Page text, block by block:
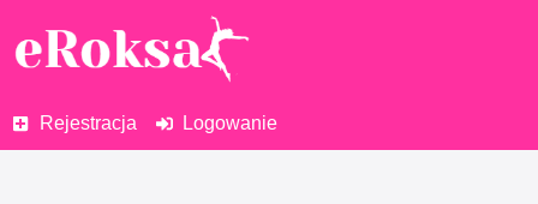
Rejestracja Logowanie